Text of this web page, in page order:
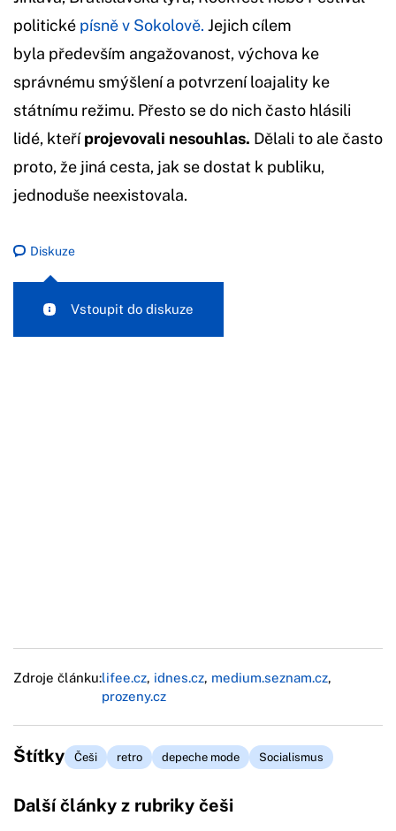
politické písně v Sokolově. Jejich cílem
byla především angažovanost, výchova ke
správnému smýšlení a potvrzení loajality ke
státnímu režimu. Přesto se do nich často hlásili
lidé, kteříprojevovali nesouhlas. Dělali to ale často
proto, že jiná cesta, jak se dostat k publiku,
jednoduše neexistovala.
Diskuze
Vstoupit do diskuze
Zdroje článku:lifee.cz, idnes.cz, medium.seznam.cz,
prozeny.cz
Štítky Češi retro depeche mode Socialismus
Další články z rubriky češi